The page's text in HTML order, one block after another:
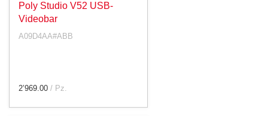
Poly Studio V52 USB-
Videobar
A09D4AA#ABB
2’969.00 / Pz.